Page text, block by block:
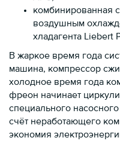
комбинированная
воздушным
хладагента Liebert
В жаркое время года
машина, компрессор
холодное время года
фреон начинает
специального
счёт неработающего
экономия